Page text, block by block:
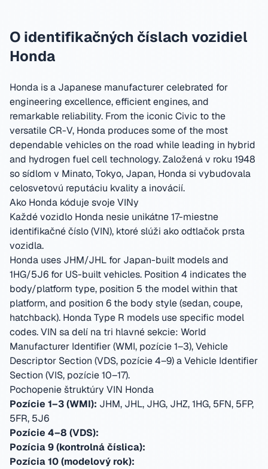
O identifikačných číslach vozidiel
Honda
Honda is a Japanese manufacturer celebrated for
engineering excellence, efficient engines, and
remarkable reliability. From the iconic Civic to the
versatile CR-V, Honda produces some of the most
dependable vehicles on the road while leading in hybrid
and hydrogen fuel cell technology.Založená v roku 1948
so sídlom v Minato, Tokyo, Japan, Honda si vybudovala
celosvetovú reputáciu kvality a inovácií.
Ako Honda kóduje svoje VINy
Každé vozidlo Honda nesie unikátne 17-miestne
identifikačné číslo (VIN), ktoré slúži ako odtlačok prsta
vozidla.
Honda uses JHM/JHL for Japan-built models and
1HG/5J6 for US-built vehicles. Position 4 indicates the
body/platform type, position 5 the model within that
platform, and position 6 the body style (sedan, coupe,
hatchback). Honda Type R models use specific model
codes.VIN sa delí na tri hlavné sekcie: World
Manufacturer Identifier (WMI, pozície 1–3), Vehicle
Descriptor Section (VDS, pozície 4–9) a Vehicle Identifier
Section (VIS, pozície 10–17).
Pochopenie štruktúry VIN Honda
Pozície 1–3 (WMI): JHM, JHL, JHG, JHZ, 1HG, 5FN, 5FP,
5FR, 5J6
Pozície 4–8 (VDS):
Pozícia 9 (kontrolná číslica):
Pozícia 10 (modelový rok):